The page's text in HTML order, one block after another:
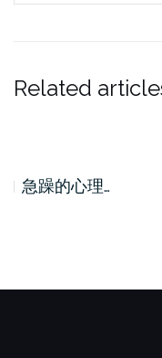
Related
急躁的心理…